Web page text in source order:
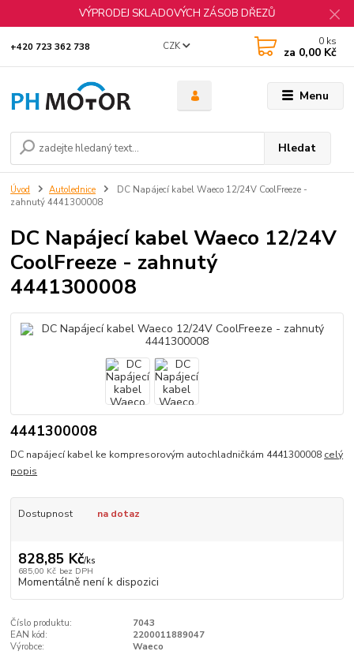
VÝPRODEJ SKLADOVÝCH ZÁSOB DŘEZŮ
Menu
CZK
Hledat
+420 723 362 738 0 ks
za 0,00 Kč
Úvod Autolednice
DC Napájecí kabel Waeco 12/24V CoolFreeze -
zahnutý 4441300008
DC Napájecí kabel Waeco 12/24V
CoolFreeze - zahnutý
4441300008
4441300008
DC napájecí kabel ke kompresorovým autochladničkám 4441300008 celý
popis
Dostupnost na dotaz
828,85 Kč/ks
685,00 Kč bez DPH
Momentálně není k dispozici
Číslo produktu:
7043
EAN kód:
2200011889047
Výrobce:
Waeco